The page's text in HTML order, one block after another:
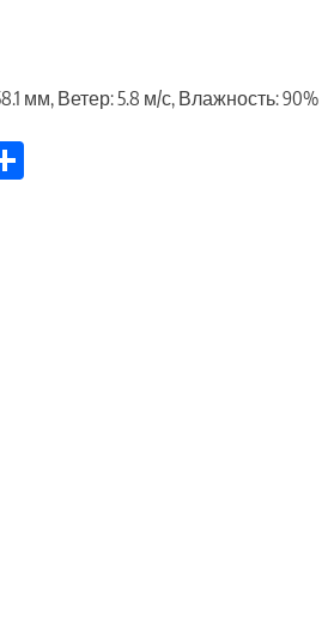
мм, Ветер: 5.8 м/с, Влажность: 90%